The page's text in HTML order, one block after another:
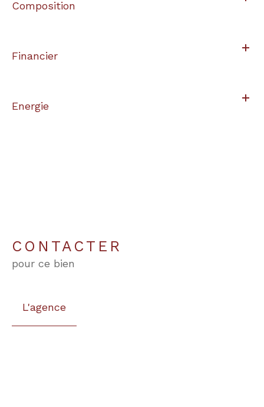
Composition
Financier
Energie
CONTACTER
pour ce bien
L'agence